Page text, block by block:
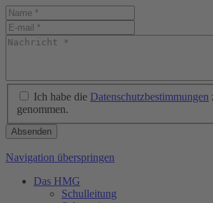
Ich habe die Datenschutzbestimmungen
genommen.
Absenden
Navigation überspringen
Das HMG
Schulleitung